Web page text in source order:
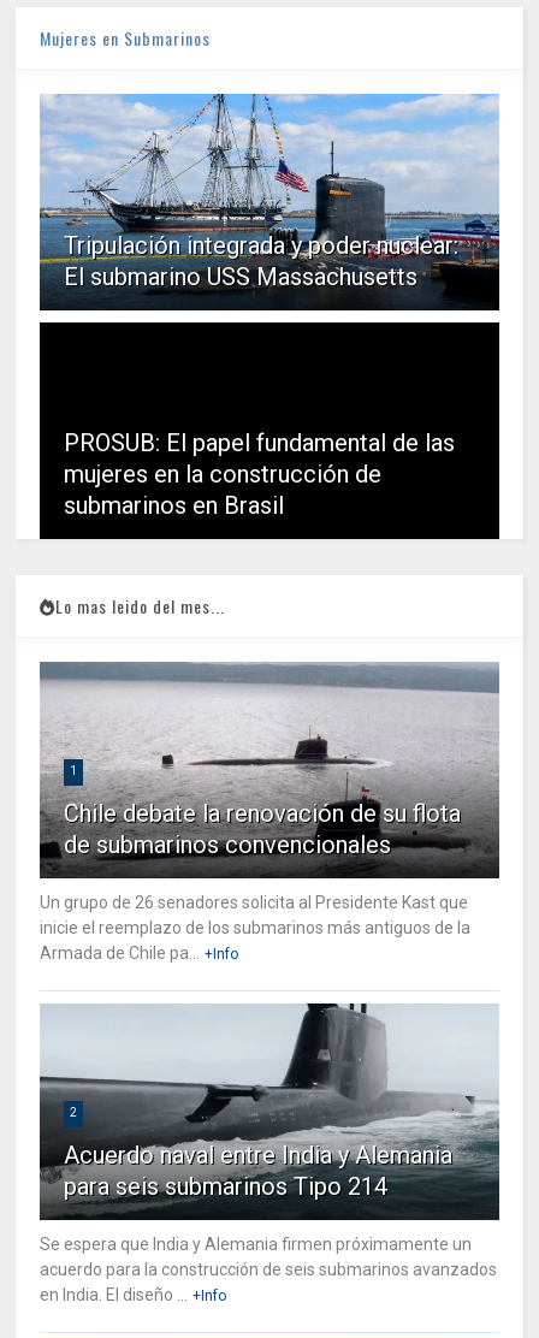
Mujeres en Submarinos
Tripulación integrada y poder nuclear:
El submarino USS Massachusetts
PROSUB: El papel fundamental de las
mujeres en la construcción de
submarinos en Brasil
Lo mas leido del mes...
1
Chile debate la renovación de su flota
de submarinos convencionales
Un grupo de 26 senadores solicita al Presidente Kast que
inicie el reemplazo de los submarinos más antiguos de la
Armada de Chile pa...
+Info
2
Acuerdo naval entre India y Alemania
para seis submarinos Tipo 214
Se espera que India y Alemania firmen próximamente un
acuerdo para la construcción de seis submarinos avanzados
en India. El diseño ...
+Info